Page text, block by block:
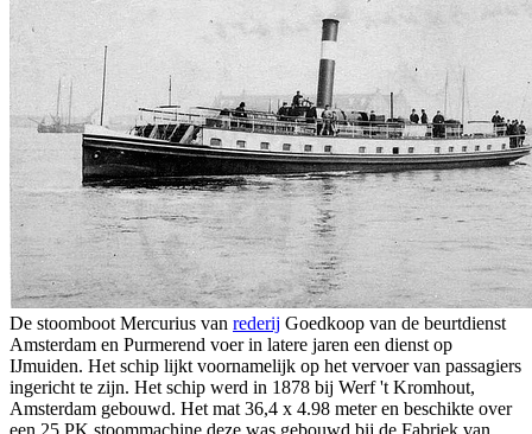
De stoomboot Mercurius van rederij Goedkoop van de beurtdienst
Amsterdam en Purmerend voer in latere jaren een dienst op
IJmuiden. Het schip lijkt voornamelijk op het vervoer van passagiers
ingericht te zijn. Het schip werd in 1878 bij Werf 't Kromhout,
Amsterdam gebouwd. Het mat 36,4 x 4.98 meter en beschikte over
een 25 PK stoommachine deze was gebouwd bij de Fabriek van